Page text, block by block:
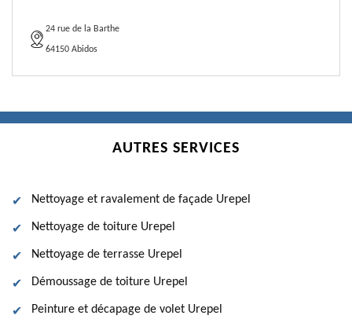
24 rue de la Barthe
64150 Abidos
AUTRES SERVICES
Nettoyage et ravalement de façade Urepel
Nettoyage de toiture Urepel
Nettoyage de terrasse Urepel
Démoussage de toiture Urepel
Peinture et décapage de volet Urepel